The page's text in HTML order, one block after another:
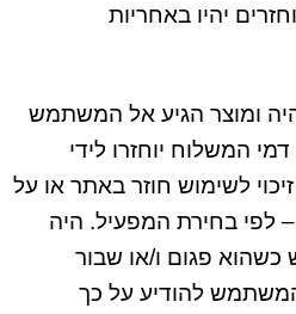
יהיו באחריות
היה ומוצר הגיע אל המשתמש
המשלוח יוחזרו לידי
לשימוש חוזר באתר או על
לפי בחירת המפעיל. היה
כשהוא פגום ו/או שבור
להודיע על כך